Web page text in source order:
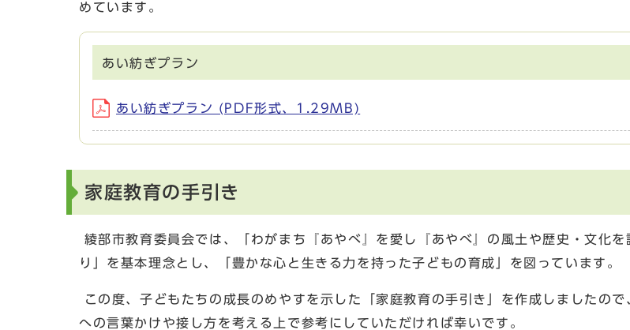
めています。
あい紡ぎプラン
あい紡ぎプラン (PDF形式、1.29MB)
家庭教育の手引き
綾部市教育委員会では、「わがまち『あやべ』を愛し『あやべ』の風土や歴史・文化を
り」を基本理念とし、「豊かな心と生きる力を持った子どもの育成」を図っています。
この度、子どもたちの成長のめやすを示した「家庭教育の手引き」を作成しましたので
への言葉かけや接し方を考える上で参考にしていただければ幸いです。